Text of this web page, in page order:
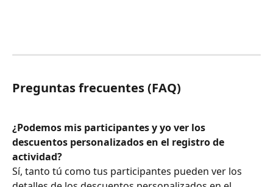
Preguntas frecuentes (FAQ)
¿Podemos mis participantes y yo ver los
descuentos personalizados en el registro de
actividad?
Sí, tanto tú como tus participantes pueden ver los